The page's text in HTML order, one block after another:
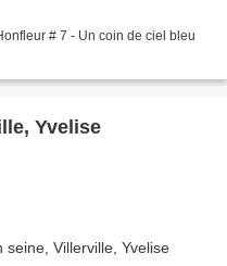
# 7 - Un coin de ciel bleu
Yvelise